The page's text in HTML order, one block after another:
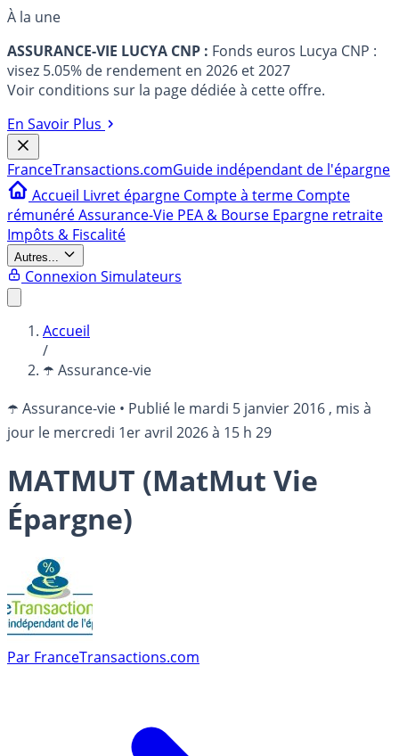
À la une
ASSURANCE-VIE LUCYA CNP : Fonds euros Lucya CNP :
visez 5.05% de rendement en 2026 et 2027
Voir conditions sur la page dédiée à cette offre.
En Savoir Plus
FranceTransactions.comGuide indépendant de l'épargne
Accueil Livret épargne Compte à terme Compte
rémunéréAssurance-Vie PEA & Bourse Epargne retraite
Impôts & Fiscalité
Autres...
Connexion Simulateurs
Accueil
/
☂️ Assurance-vie
☂️ Assurance-vie • Publié le mardi 5 janvier 2016 , mis à
jour le mercredi 1er avril 2026 à 15 h 29
MATMUT (MatMut Vie
Épargne)
Par FranceTransactions.com